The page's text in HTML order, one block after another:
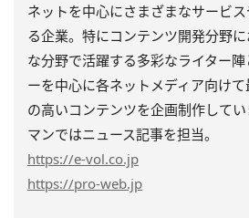
ネットを中心にさまざまなサービ
る企業。特にコンテンツ開発分野
な分野で活躍する多彩なライター
ーを中心に各ネットメディア向け
の高いコンテンツを企画制作して
マンではニュース記事を担当。
https://e-vol.co.jp
https://pro-web.jp